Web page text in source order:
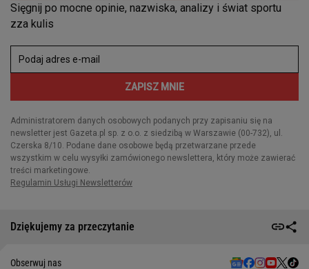
Dziękujemy za przeczytanie
Obserwuj nas